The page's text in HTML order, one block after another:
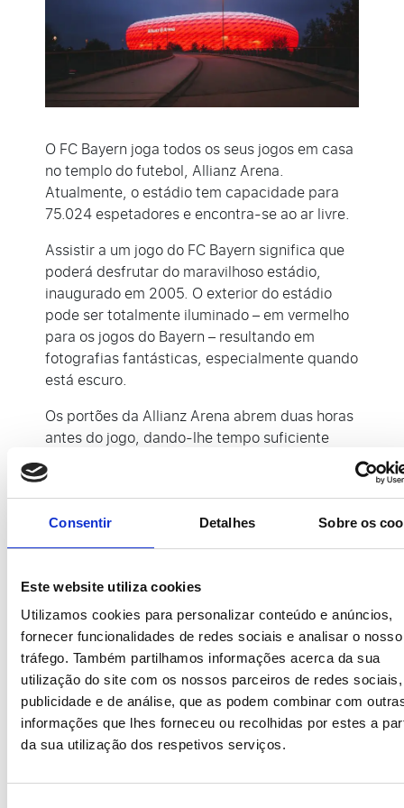
Consentir Detalhes Sobre os
Este website utiliza cookies
Utilizamos cookies para personalizar conteúdo e anúncios,
fornecer funcionalidades de redes sociais e analisar o nosso
tráfego. Também partilhamos informações acerca da sua
utilização do site com os nossos parceiros de redes
publicidade e de análise, que as podem combinar com
informações que lhes forneceu ou recolhidas por estes a
da sua utilização dos respetivos serviços.
O FC Bayern joga todos os seus jogos em casa
no templo do futebol, Allianz Arena.
Atualmente, o estádio tem capacidade para
75.024 espetadores e encontra-se ao ar livre.
Assistir a um jogo do FC Bayern significa que
poderá desfrutar do maravilhoso estádio,
inaugurado em 2005. O exterior do estádio
pode ser totalmente iluminado – em vermelho
para os jogos do Bayern – resultando em
fotografias fantásticas, especialmente quando
está escuro.
Os portões da Allianz Arena abrem duas horas
antes do jogo, dando-lhe tempo suficiente
para absorver a atmosfera durante a sua
visita.
Como chegar ao Allianz
Arena?
O estádio de futebol do Bayern Munich está
localizado no norte da cidade, no distrito de
Fröttmaning, a cerca de 35 quilómetros da
estação central de Munique. O sistema de
transporte público de Munique é bem
organizado, com muitos autocarros e